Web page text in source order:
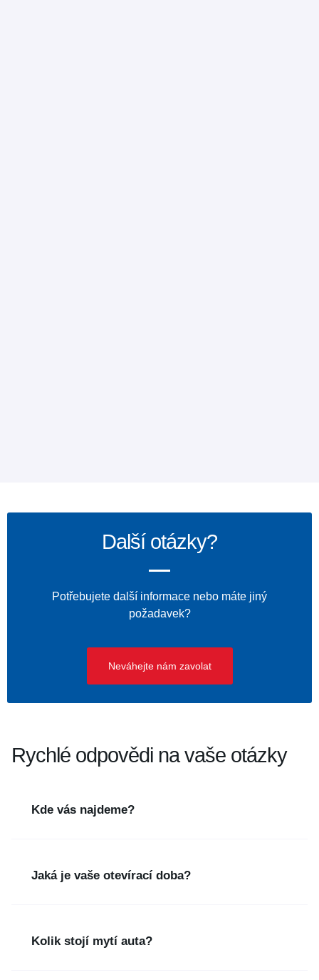
Rychlé odpovědi na vaše otázky
Kde vás najdeme?
Jaká je vaše otevírací doba?
Kolik stojí mytí auta?
Další otázky?
Potřebujete další informace nebo máte jiný
požadavek?
Neváhejte nám zavolat